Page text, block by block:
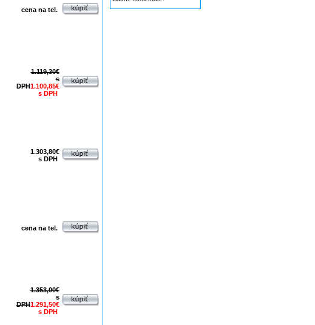
cena na tel.
1.119,30€
s
DPH1.100,85€
s DPH
1.303,80€
s DPH
cena na tel.
1.353,00€
s
DPH1.291,50€
s DPH